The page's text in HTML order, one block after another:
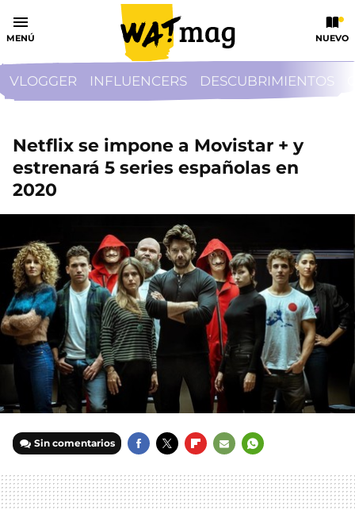
MENÚ NUEVO
VLOGGER INFLUENCERS DESCUBRIMIENTOS
Netflix se impone a Movistar + y
estrenará 5 series españolas en
2020
Sin comentarios
MAIL